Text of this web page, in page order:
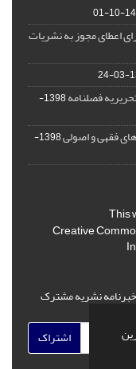
اعطای مجوز به نشریات
فصلنامه
1398-
فقهی و اصولی
1398-
This
Creative
خبرنامه نشریه مشترک
اشتراک